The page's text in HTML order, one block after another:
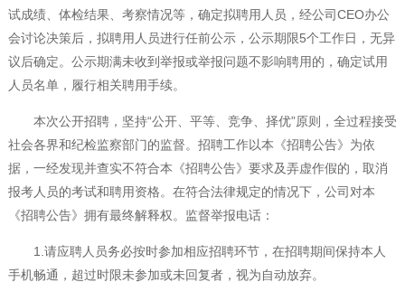
试成绩、体检结果、考察情况等，确定拟聘用人员，经公司CEO办公
会讨论决策后，拟聘用人员进行任前公示，公示期限5个工作日，无异
议后确定。公示期满未收到举报或举报问题不影响聘用的，确定试用
人员名单，履行相关聘用手续。
本次公开招聘，坚持“公开、平等、竞争、择优”原则，全过程接受
社会各界和纪检监察部门的监督。招聘工作以本《招聘公告》为依
据，一经发现并查实不符合本《招聘公告》要求及弄虚作假的，取消
报考人员的考试和聘用资格。在符合法律规定的情况下，公司对本
《招聘公告》拥有最终解释权。监督举报电话：
1.请应聘人员务必按时参加相应招聘环节，在招聘期间保持本人
手机畅通，超过时限未参加或未回复者，视为自动放弃。